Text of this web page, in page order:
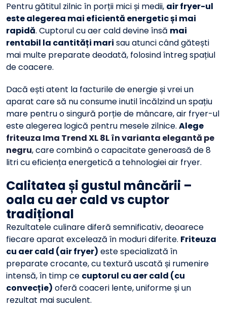
Pentru gătitul zilnic în porții mici și medii, air fryer-ul
este alegerea mai eficientă energetic și mai
rapidă. Cuptorul cu aer cald devine însă mai
rentabil la cantități mari sau atunci când gătești
mai multe preparate deodată, folosind întreg spațiul
de coacere.
Dacă ești atent la facturile de energie și vrei un
aparat care să nu consume inutil încălzind un spațiu
mare pentru o singură porție de mâncare, air fryer-ul
este alegerea logică pentru mesele zilnice. Alege
friteuza Ima Trend XL 8L în varianta elegantă pe
negru, care combină o capacitate generoasă de 8
litri cu eficiența energetică a tehnologiei air fryer.
Calitatea și gustul mâncării –
oala cu aer cald vs cuptor
tradițional
Rezultatele culinare diferă semnificativ, deoarece
fiecare aparat excelează în moduri diferite. Friteuza
cu aer cald (air fryer) este specializată în
preparate crocante, cu textură uscată și rumenire
intensă, în timp ce cuptorul cu aer cald (cu
convecție) oferă coaceri lente, uniforme și un
rezultat mai suculent.